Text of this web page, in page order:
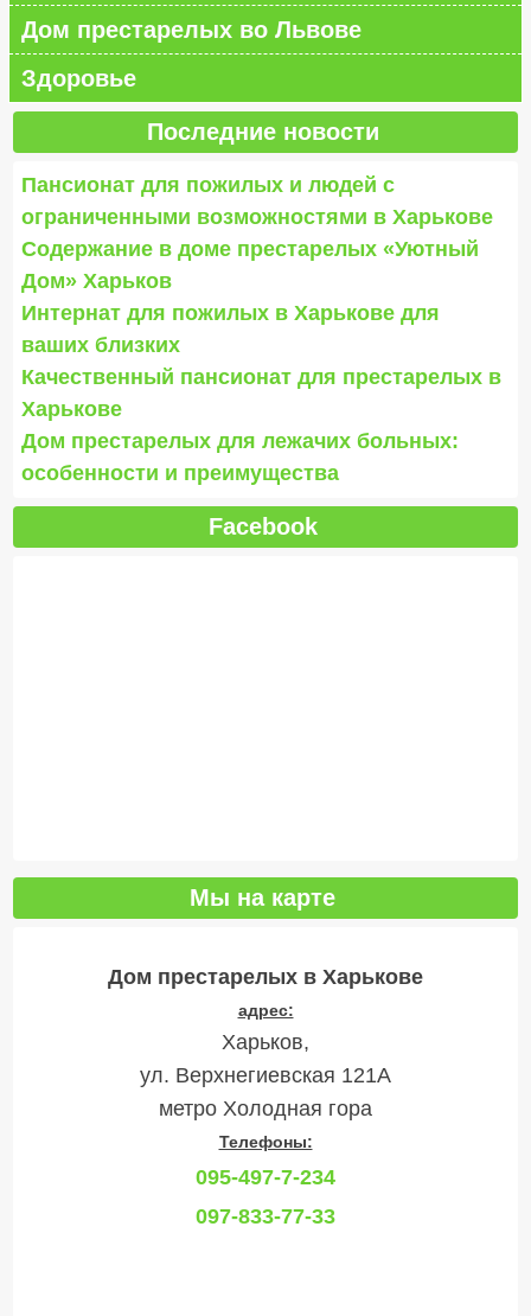
Дом престарелых во Львове
Здоровье
Последние новости
Пансионат для пожилых и людей с
ограниченными возможностями в Харькове
Содержание в доме престарелых «Уютный
Дом» Харьков
Интернат для пожилых в Харькове для
ваших близких
Качественный пансионат для престарелых в
Харькове
Дом престарелых для лежачих больных:
особенности и преимущества
Facebook
Мы на карте
Дом престарелых в Харькове
адрес:
Харьков,
ул. Верхнегиевская 121А
метро Холодная гора
Телефоны:
095-497-7-234
097-833-77-33